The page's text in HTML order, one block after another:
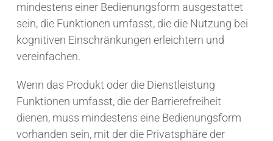
mindestens einer Bedienungsform ausgestattet
sein, die Funktionen umfasst, die die Nutzung bei
kognitiven Einschränkungen erleichtern und
vereinfachen.
Wenn das Produkt oder die Dienstleistung
Funktionen umfasst, die der Barrierefreiheit
dienen, muss mindestens eine Bedienungsform
vorhanden sein, mit der die Privatsphäre der